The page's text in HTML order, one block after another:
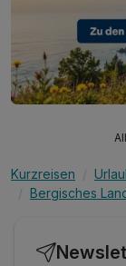
Kurzreisen
Bergisches